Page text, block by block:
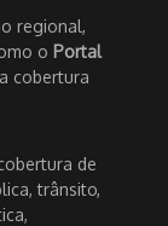
regional,
o Portal
cobertura
de
trânsito,